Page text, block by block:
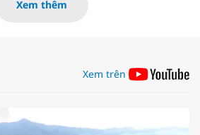
Xem thêm
Xem trên